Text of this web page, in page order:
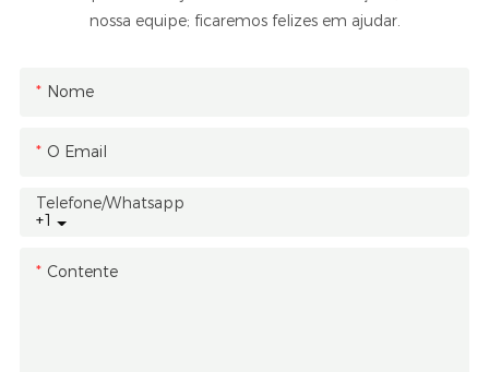
nossa equipe; ficaremos felizes em ajudar.
Nome
O Email
+1
Telefone/whatsapp
Contente